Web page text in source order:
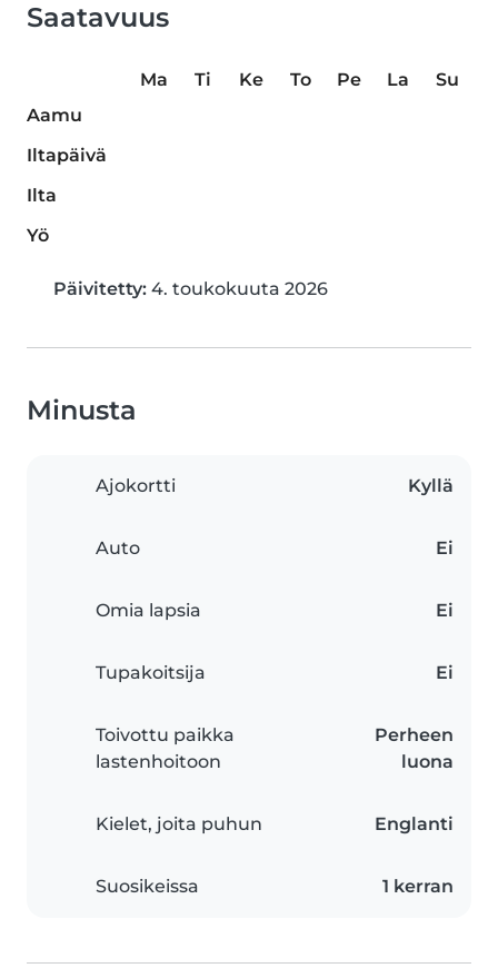
Saatavuus
Ma Ti Ke To Pe La
Su
Aamu
Iltapäivä
Ilta
Yö
Päivitetty: 4. toukokuuta 2026
Minusta
Ajokortti Kyllä
Auto Ei
Omia lapsia Ei
Tupakoitsija Ei
Toivottu paikka
lastenhoitoon
Perheen
luona
Kielet, joita puhun Englanti
Suosikeissa 1 kerran